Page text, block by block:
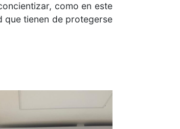
como en este
que tienen de protegerse